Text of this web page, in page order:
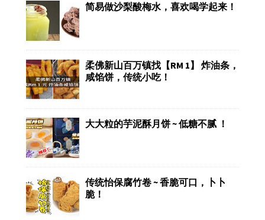
简易做沙梨酸梅水，喜欢喝学起来！
柔佛新山百万镇找【RM 1】 炸油条，
咸馅饼，传统小吃！
大大粒的芋泥酥月饼 ~ 低糖不腻 ！
传统怡保腐竹卷 ~ 香脆可口，卜卜
脆！